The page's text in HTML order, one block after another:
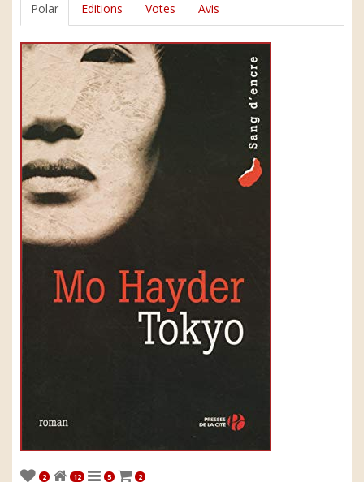
Polar Editions Votes Avis
2 12 5 2